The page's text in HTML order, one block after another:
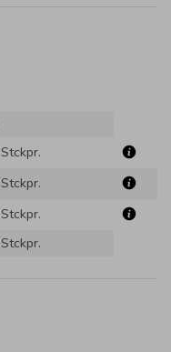
Stckpr.
Stckpr.
Stckpr.
Stckpr.